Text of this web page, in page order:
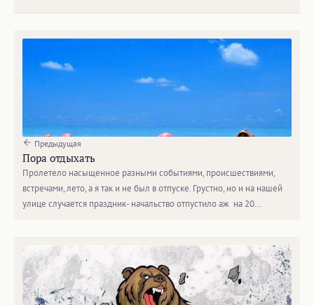
Предыдущая
Пора отдыхать
Пролетело насыщенное разными событиями, происшествиями,
встречами, лето, а я так и не был в отпуске. Грустно, но и на нашей
улице случается праздник- начальство отпустило аж на 20…